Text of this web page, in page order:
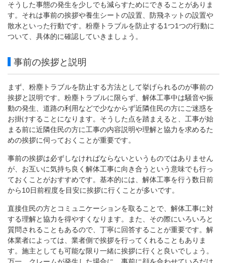
そうした事態の発生を少しでも減らすためにできることがありま
す。それは事前の挨拶や養生シートの設置、防飛ネットの設置や
散水といった行動です。粉塵トラブルを防止する1つ1つの行動に
ついて、具体的に確認していきましょう。
事前の挨拶と説明
まず、粉塵トラブルを防止する方法として挙げられるのが事前の
挨拶と説明です。粉塵トラブルに限らず、解体工事中は騒音や振
動の発生、道路の利用などで少なからず近隣住民の方にご迷惑を
お掛けすることになります。そうした点を踏まえると、工事が始
まる前に近隣住民の方に工事の内容説明や理解と協力を求めるた
めの挨拶に伺っておくことが重要です。
事前の挨拶は必ずしなければならないというものではありません
が、お互いに気持ち良く解体工事に向き合うという意味でも行っ
ておくことがおすすめです。基本的には、解体工事を行う数日前
から10日前程度を目安に挨拶に行くことが多いです。
直接住民の方とコミュニケーションを取ることで、解体工事に対
する理解と協力を得やすくなります。また、その際にいろいろと
質問されることもあるので、丁寧に回答することが重要です。解
体業者によっては、業者側で挨拶を行ってくれることもありま
す。施主としても可能な限り一緒に挨拶に行くと良いでしょう。